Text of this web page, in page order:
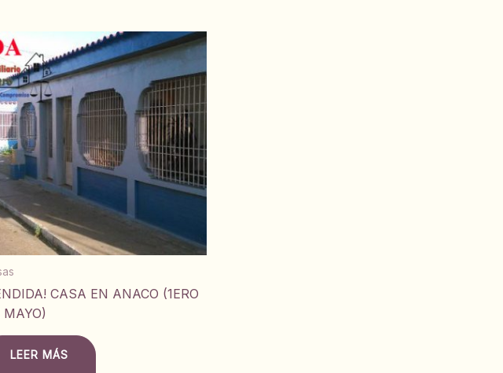
CASA EN ANACO (1ERO
MAYO)
LEER MÁS